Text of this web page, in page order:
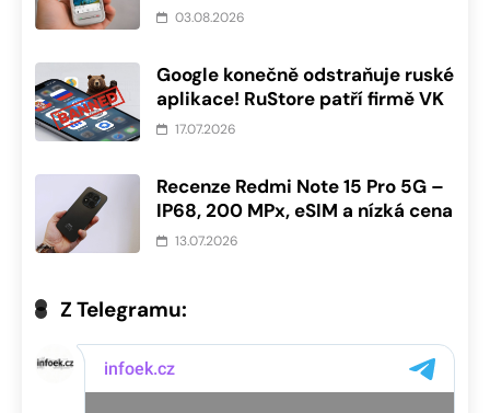
03.08.2026
Google konečně odstraňuje ruské
aplikace! RuStore patří firmě VK
17.07.2026
Recenze Redmi Note 15 Pro 5G –
IP68, 200 MPx, eSIM a nízká cena
13.07.2026
Z Telegramu: